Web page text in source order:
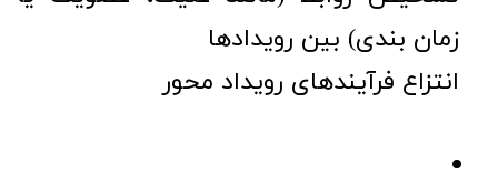
زمان بندی) بین رویدادها
انتزاع فرآیندهای رویداد محور.